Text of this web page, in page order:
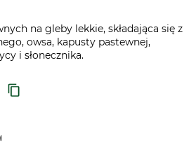
na gleby lekkie, składająca się z
owsa, kapusty pastewnej,
i słonecznika.